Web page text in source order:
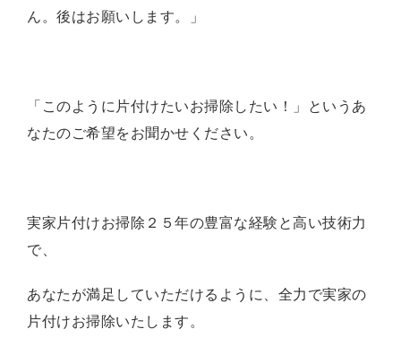
ん。後はお願いします。」
「このように片付けたいお掃除したい！」 というあ
なたのご希望をお聞かせください。
実家片付けお掃除２５年の豊富な経験と高い技術力
で、
あなたが満足していただけるように、全力で実家の
片付けお掃除いたします。